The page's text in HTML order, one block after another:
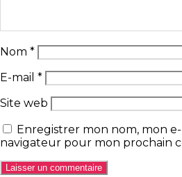
Nom *
E-mail *
Site web
Enregistrer mon nom, mon
navigateur pour mon prochain